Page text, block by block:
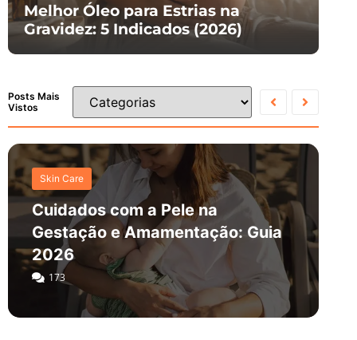
Melhor Óleo para Estrias na
Gravidez: 5 Indicados (2026)
Posts Mais
Vistos
Skin Care
Cuidados com a Pele na
Gestação e Amamentação: Guia
2026
173